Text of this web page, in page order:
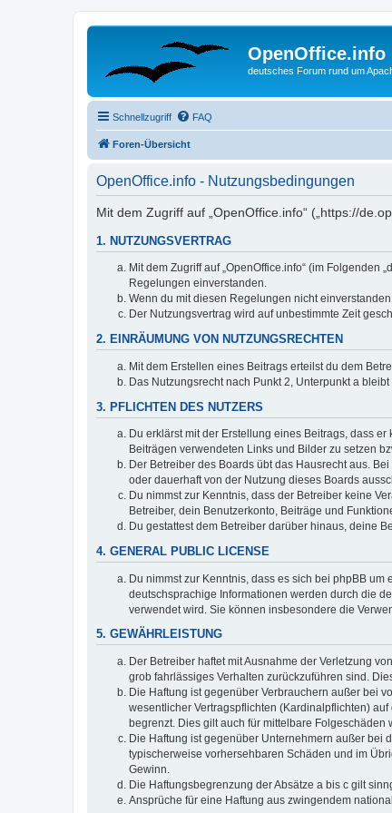
OpenOffice.info
deutsches Forum rund um
Schnellzugriff FAQ
Foren-Übersicht
OpenOffice.info - Nutzungsbedingungen
Mit dem Zugriff auf „OpenOffice.info“ („https://
1. NUTZUNGSVERTRAG
Mit dem Zugriff auf „OpenOffice.info“ (im
Regelungen einverstanden.
Wenn du mit diesen Regelungen nicht
Der Nutzungsvertrag wird auf unbestimmte Zeit
2. EINRÄUMUNG VON NUTZUNGSRECHTEN
Mit dem Erstellen eines Beitrags erteilst du dem
Das Nutzungsrecht nach Punkt 2, Unterpunkt a
3. PFLICHTEN DES NUTZERS
Du erklärst mit der Erstellung eines Beitrags, dass
Beiträgen verwendeten Links und Bilder zu setzen
Der Betreiber des Boards übt das Hausrecht aus.
oder dauerhaft von der Nutzung dieses Boards
Du nimmst zur Kenntnis, dass der Betreiber keine
Betreiber, dein Benutzerkonto, Beiträge und
Du gestattest dem Betreiber darüber hinaus, deine
4. GENERAL PUBLIC LICENSE
Du nimmst zur Kenntnis, dass es sich bei phpBB um
deutschsprachige Informationen werden durch die
verwendet wird. Sie können insbesondere die
5. GEWÄHRLEISTUNG
Der Betreiber haftet mit Ausnahme der Verletzung
grob fahrlässiges Verhalten zurückzuführen sind.
Die Haftung ist gegenüber Verbrauchern außer bei
wesentlicher Vertragspflichten (Kardinalpflichten)
begrenzt. Dies gilt auch für mittelbare
Die Haftung ist gegenüber Unternehmern außer bei
typischerweise vorhersehbaren Schäden und im
Gewinn.
Die Haftungsbegrenzung der Absätze a bis c gilt
Ansprüche für eine Haftung aus zwingendem